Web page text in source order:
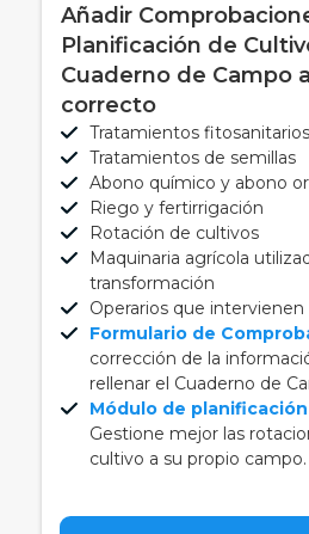
Añadir
Planificación de
Cuaderno de Campo
correcto
Tratamientos fitosanitarios
Tratamientos de semillas
Abono químico y abono
Riego y fertirrigación
Rotación de cultivos
Maquinaria agrícola
transformación
Operarios que
Formulario de
corrección de la
rellenar el Cuaderno de
Módulo de
Gestione mejor las
cultivo a su propio campo.